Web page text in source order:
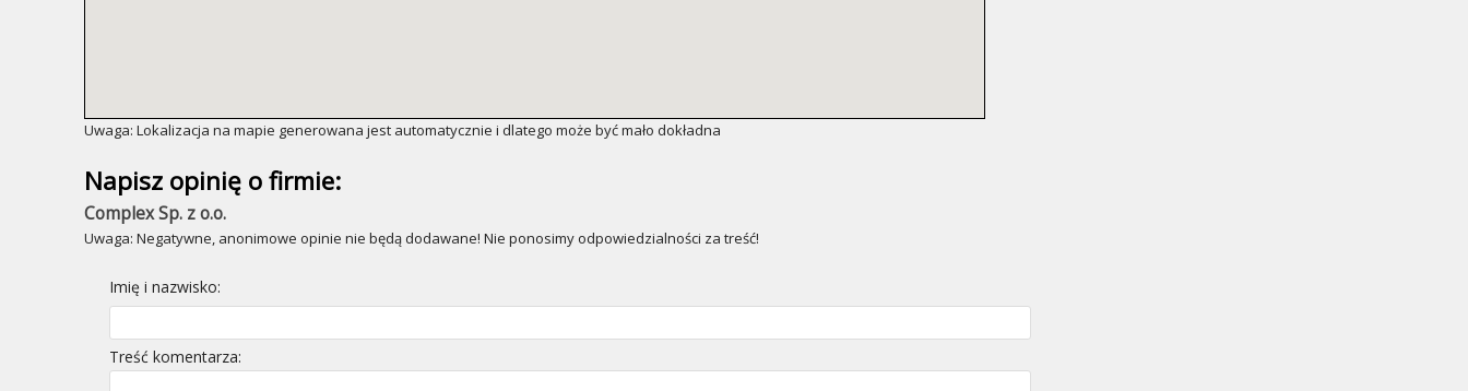
Uwaga: Lokalizacja na mapie generowana jest automatycznie i dlatego może być mało dokładna
Napisz opinię o firmie:
Complex Sp. z o.o.
Uwaga: Negatywne, anonimowe opinie nie będą dodawane! Nie ponosimy odpowiedzialności za treść!
Imię i nazwisko:
Treść komentarza: